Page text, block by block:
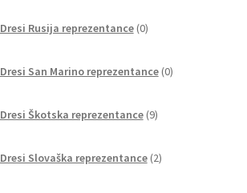
Dresi Rusija reprezentance 0izdelkov
Dresi San Marino reprezentance 0izdelkov
Dresi Škotska reprezentance 9izdelkov
Dresi Slovaška reprezentance 2izdelka